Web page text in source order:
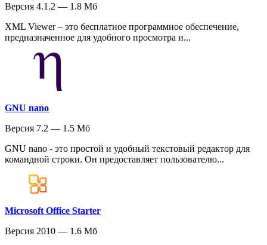
Версия 4.1.2 — 1.8 Мб
XML Viewer – это бесплатное программное обеспечение,
предназначенное для удобного просмотра и...
GNU nano
Версия 7.2 — 1.5 Мб
GNU nano - это простой и удобный текстовый редактор для
командной строки. Он предоставляет пользователю...
Microsoft Office Starter
Версия 2010 — 1.6 Мб